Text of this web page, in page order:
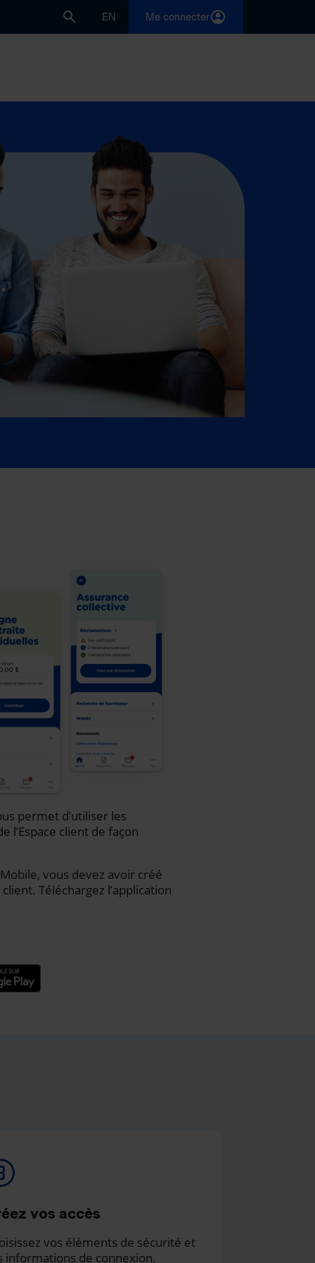
EN Me connecter
permet d’utiliser les
l’Espace client de façon
vous devez avoir créé
Téléchargez l’application
vos accès
vos éléments de sécurité et
informations de connexion.